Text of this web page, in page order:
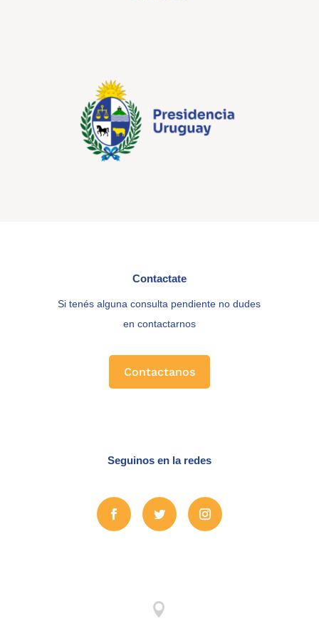
Contactate
Si tenés alguna consulta pendiente no dudes
en contactarnos
Contactanos
Seguinos en la redes
